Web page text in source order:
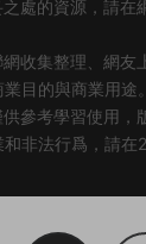
處的資源，請在
收集整理、網友
目的與商業用途。
參考學習使用，
非法行爲，請在